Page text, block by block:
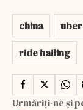
china uber
ride hailing
Urmăriți-ne și